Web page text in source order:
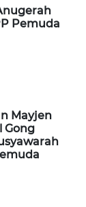
Pemuda
Mayjen
Gong